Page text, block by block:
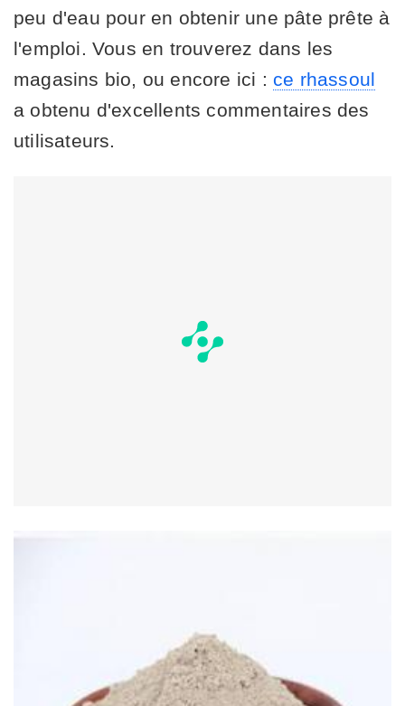
peu d'eau pour en obtenir une pâte prête à
l'emploi. Vous en trouverez dans les
magasins bio, ou encore ici : ce rhassoul
a obtenu d'excellents commentaires des
utilisateurs.